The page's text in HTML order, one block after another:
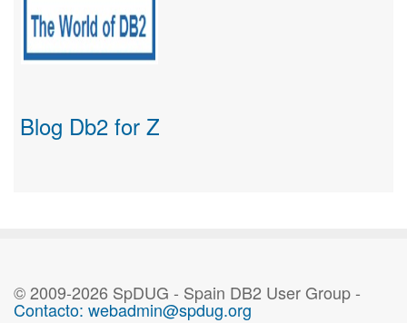
Blog Db2 for Z
© 2009-2026 SpDUG - Spain DB2 User Group -
Contacto: webadmin@spdug.org